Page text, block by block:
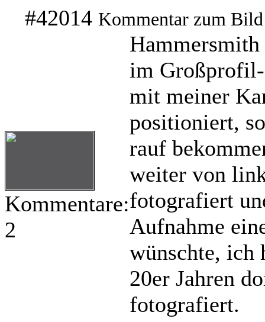
#42014 Kommentar zum Bild
Kommentare:
2
Hammersmith
im
mit meiner
positioniert,
rauf
weiter von
fotografiert
Aufnahme
wünschte, ich
20er Jahren
fotografiert.